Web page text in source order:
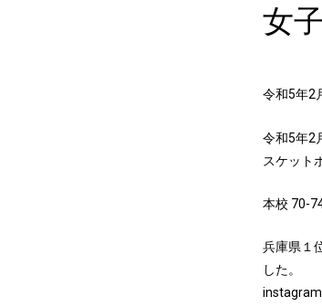
女
令和5年2
令和5年2
スケット
本校 70-
兵庫県１
した。